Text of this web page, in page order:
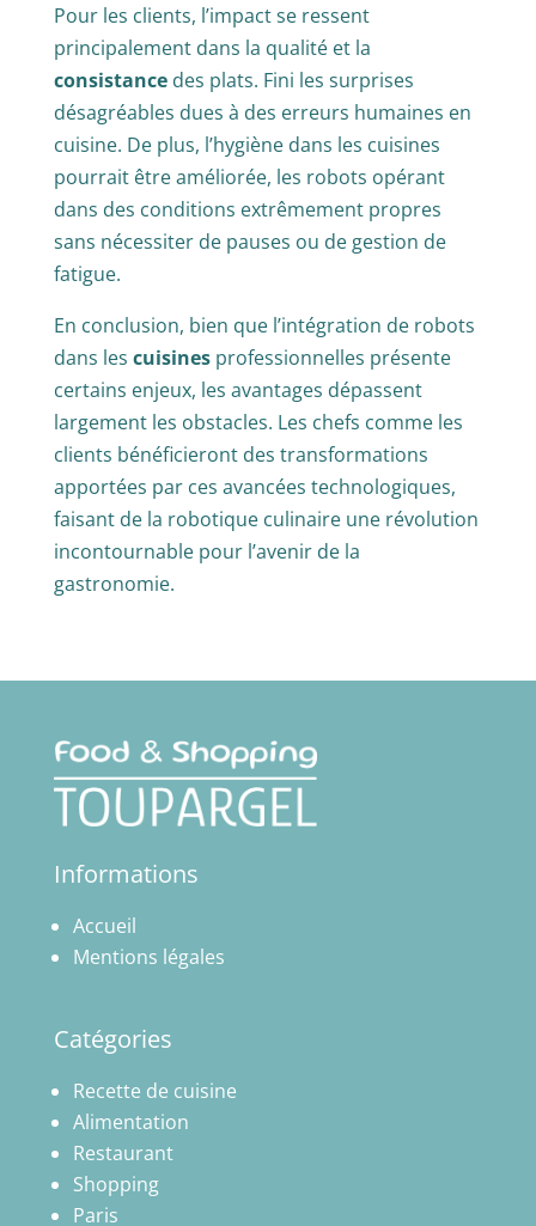
Pour les clients, l’impact se ressent
principalement dans la qualité et la
consistancedes plats. Fini les surprises
désagréables dues à des erreurs humaines en
cuisine. De plus, l’hygiène dans les cuisines
pourrait être améliorée, les robots opérant
dans des conditions extrêmement propres
sans nécessiter de pauses ou de gestion de
fatigue.
En conclusion, bien que l’intégration de robots
dans les cuisinesprofessionnelles présente
certains enjeux, les avantages dépassent
largement les obstacles. Les chefs comme les
clients bénéficieront des transformations
apportées par ces avancées technologiques,
faisant de la robotique culinaire une révolution
incontournable pour l’avenir de la
gastronomie.
Informations
Accueil
Mentions légales
Catégories
Recette de cuisine
Alimentation
Restaurant
Shopping
Paris